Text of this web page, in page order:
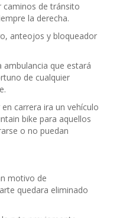
caminos de tránsito
la derecha.
anteojos y bloqueador
ambulancia que estará
de cualquier
carrera ira un vehículo
bike para aquellos
o no puedan
motivo de
quedara eliminado